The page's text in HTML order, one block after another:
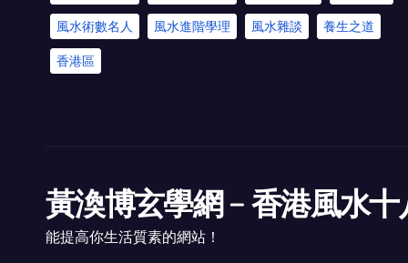
風水術數名人 風水進階學理 風水雜談 養生之道
香港區
黃渙博玄學網﹣香港風水十
能提高你生活質素的網站！